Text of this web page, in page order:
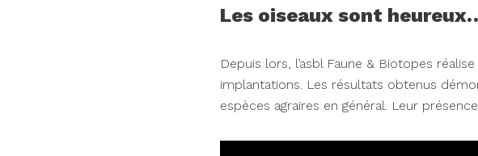
Les oiseaux sont
Depuis lors, l’asbl Faune & Biotopes
implantations. Les résultats obtenus
espèces agraires en général. Leur